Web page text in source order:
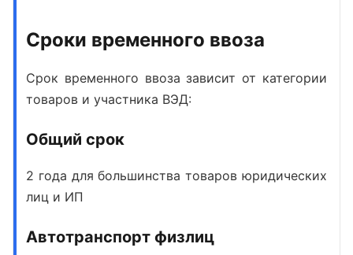
Сроки временного ввоза
Срок временного ввоза зависит от категории
товаров и участника ВЭД:
Общий срок
2 года для большинства товаров юридических
лиц и ИП
Автотранспорт физлиц